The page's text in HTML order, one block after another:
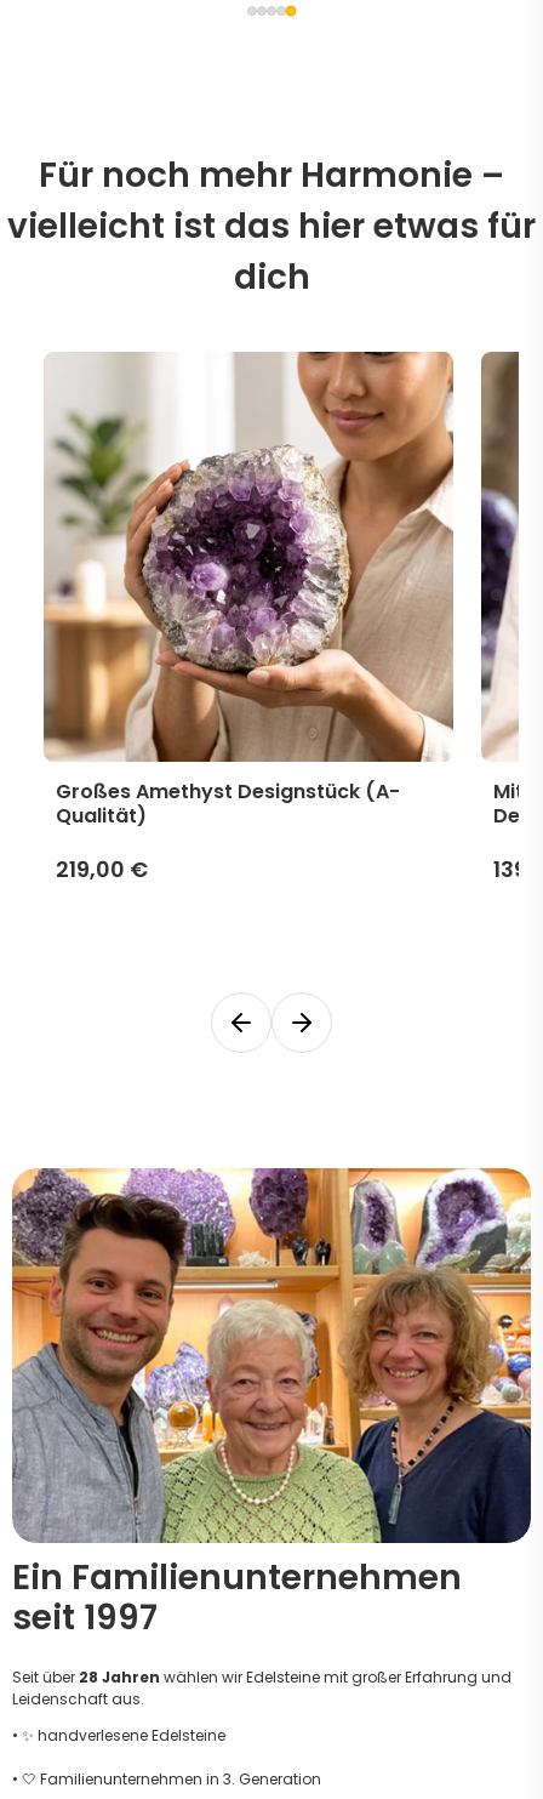
Für noch mehr Harmonie –
vielleicht ist das hier etwas für
dich
Großes Amethyst Designstück (A-
Qualität)
219,00 €
Ein Familienunternehmen
seit 1997
Seit über 28 Jahren wählen wir Edelsteine mit großer Erfahrung und
Leidenschaft aus.
• ✨ handverlesene Edelsteine
• 🤍 Familienunternehmen in 3. Generation